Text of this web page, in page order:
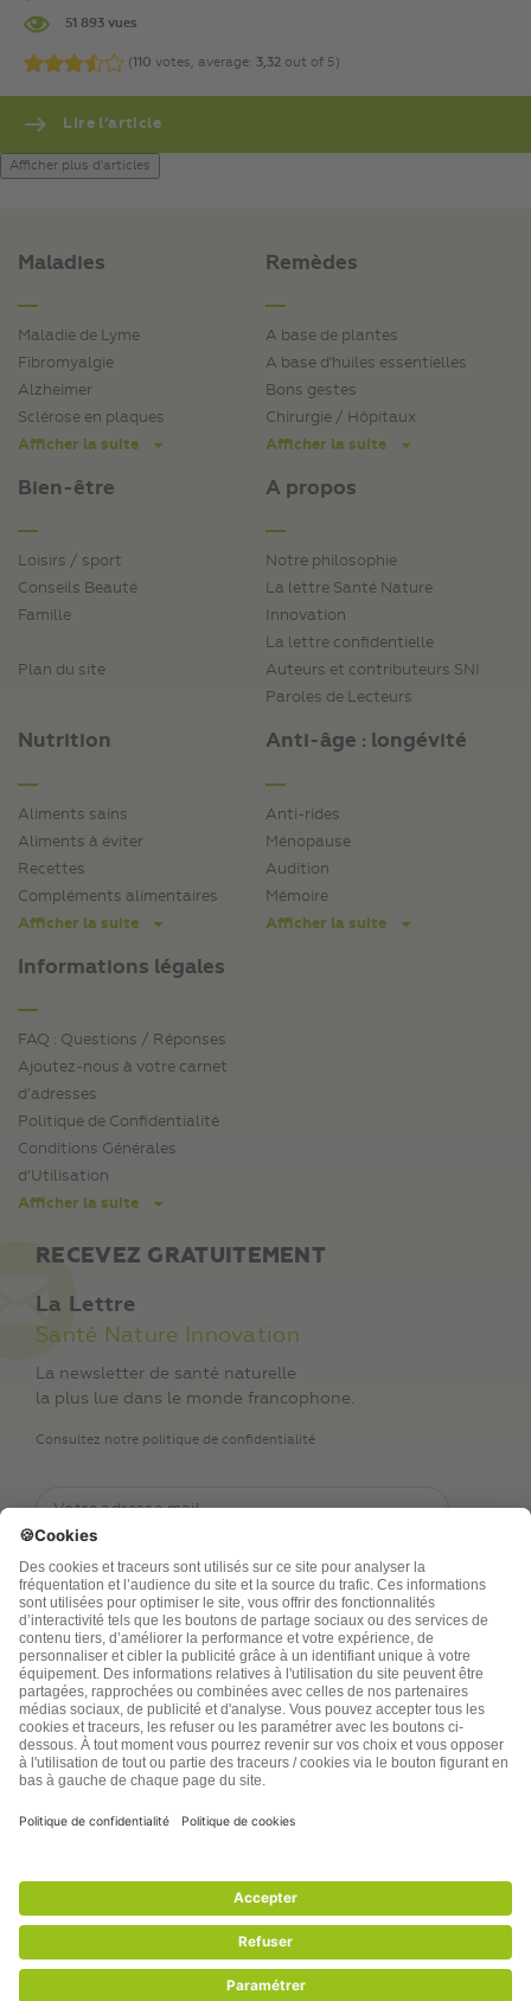
51 893 vues
(110 votes, average: 3,32 out of 5)
Lire l’article
Afficher plus d'articles
Maladies
Maladie de Lyme
Fibromyalgie
Alzheimer
Sclérose en plaques
Afficher la suite
Bien-être
Loisirs / sport
Conseils Beauté
Famille
Plan du site
Remèdes
A base de plantes
A base d'huiles essentielles
Bons gestes
Chirurgie / Hôpitaux
Afficher la suite
A propos
Notre philosophie
La lettre Santé Nature
Innovation
La lettre confidentielle
Auteurs et contributeurs SNI
Paroles de Lecteurs
Nutrition
Aliments sains
Aliments à éviter
Recettes
Compléments alimentaires
Afficher la suite
Informations légales
FAQ : Questions / Réponses
Ajoutez-nous à votre carnet
d’adresses
Politique de Confidentialité
Conditions Générales
d’Utilisation
Afficher la suite
Anti-âge : longévité
Anti-rides
Ménopause
Audition
Mémoire
Afficher la suite
RECEVEZ GRATUITEMENT
La Lettre
Santé Nature Innovation
La newsletter de santé naturelle
la plus lue dans le monde francophone.
Consultez notre politique de confidentialité
TSA Publications SA collecte mes nom, prénom,
adresse de messagerie électronique et numéro de
téléphone afin de répondre aux demandes de
renseignements. Ce traitement est nécessaire à
l’exécution des mesures sollicitées. Pour en savoir
plus sur vos droits vous pouvez consulter notre
politique de confidentialité